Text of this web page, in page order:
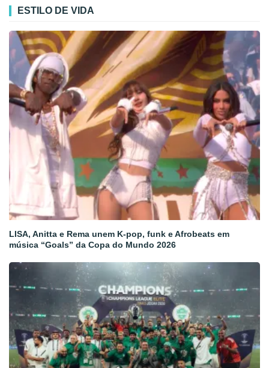
ESTILO DE VIDA
LISA, Anitta e Rema unem K-pop, funk e Afrobeats em
música “Goals” da Copa do Mundo 2026